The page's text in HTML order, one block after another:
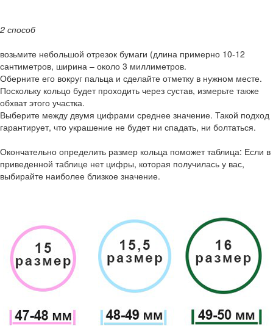
2 способ
возьмите небольшой отрезок бумаги (длина примерно 10-12
сантиметров, ширина – около 3 миллиметров.
Оберните его вокруг пальца и сделайте отметку в нужном месте.
Поскольку кольцо будет проходить через сустав, измерьте также
обхват этого участка.
Выберите между двумя цифрами среднее значение. Такой подход
гарантирует, что украшение не будет ни спадать, ни болтаться.
Окончательно определить размер кольца поможет таблица: Если в
приведенной таблице нет цифры, которая получилась у вас,
выбирайте наиболее близкое значение.